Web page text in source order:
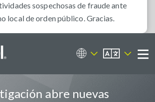
sospechosas de fraude ante
local de orden público. Gracias.
Portal de empleos
ES
abre nuevas